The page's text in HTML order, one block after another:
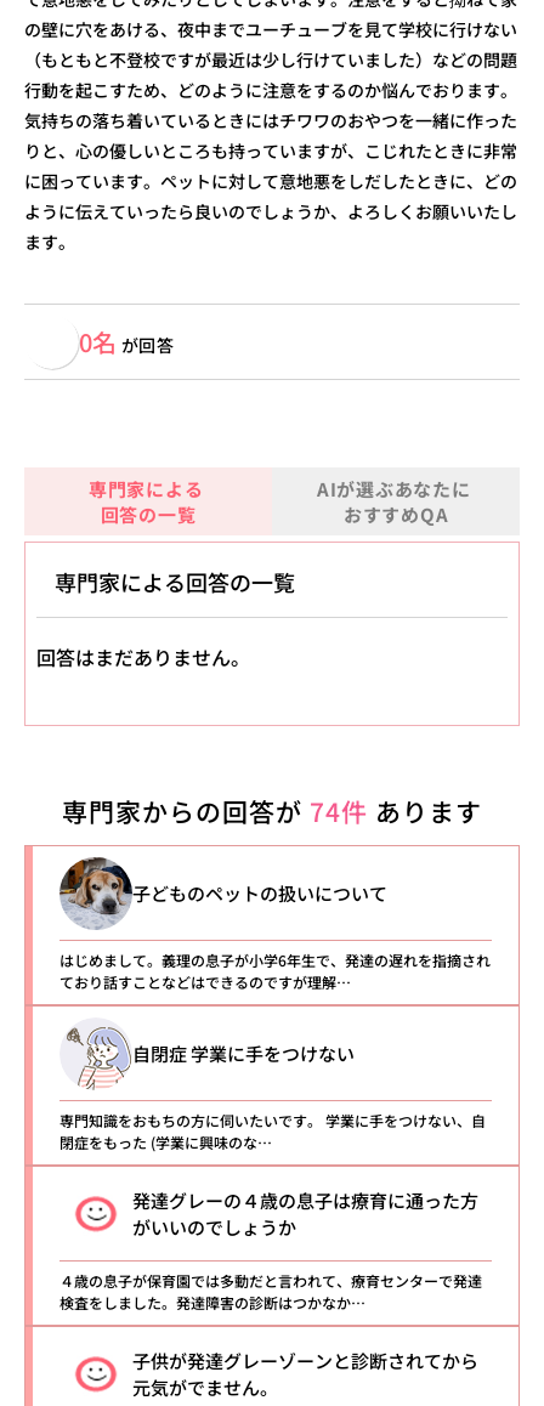
の壁に穴をあける、夜中までユーチューブを見て学校に行けない
（もともと不登校ですが最近は少し行けていました）などの問題
行動を起こすため、どのように注意をするのか悩んでおります。
気持ちの落ち着いているときにはチワワのおやつを一緒に作った
りと、心の優しいところも持っていますが、こじれたときに非常
に困っています。ペットに対して意地悪をしだしたときに、どの
ように伝えていったら良いのでしょうか、よろしくお願いいたし
ます。
0名 が回答
専門家による
回答の一覧
AIが選ぶあなたに
おすすめQA
専門家による回答の一覧
回答はまだありません。
専門家からの回答が 74件 あります
子どものペットの扱いについて
はじめまして。義理の息子が小学6年生で、発達の遅れを指摘され
ており話すことなどはできるのですが理解…
自閉症 学業に手をつけない
専門知識をおもちの方に伺いたいです。 学業に手をつけない、自
閉症をもった (学業に興味のな…
発達グレーの４歳の息子は療育に通った方
がいいのでしょうか
４歳の息子が保育園では多動だと言われて、療育センターで発達
検査をしました。発達障害の診断はつかなか…
子供が発達グレーゾーンと診断されてから
元気がでません。